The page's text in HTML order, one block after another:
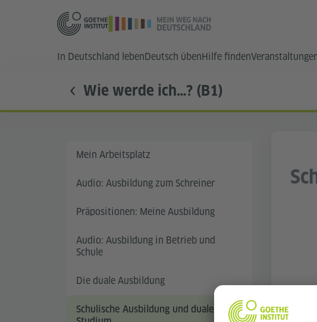
In Deutschland lebenDeutsch übenHilfe finden
Wie werde ich…? (B1)
Mein Arbeitsplatz
Audio: Ausbildung zum Schreiner
Präpositionen: Meine Ausbildung
Audio: Ausbildung in Betrieb und
Schule
Die duale Ausbildung
Schulische Ausbildung und duales